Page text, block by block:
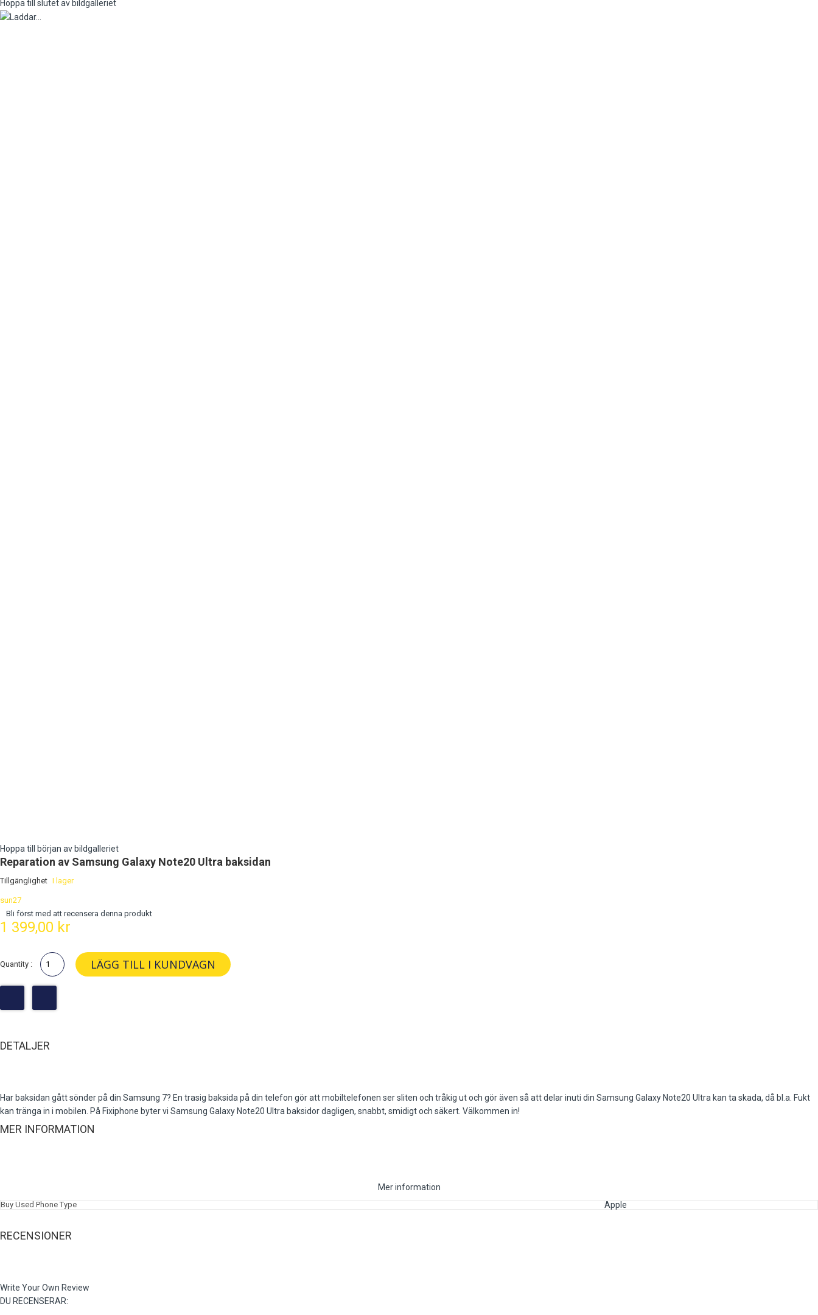
Hoppa till slutet av bildgalleriet
Hoppa till början av bildgalleriet
Reparation av Samsung Galaxy Note20 Ultra baksidan
Tillgänglighet I lager
sun27
Bli först med att recensera denna produkt
1 399,00 kr
Quantity : LÄGG TILL I KUNDVAGN
DETALJER
Har baksidan gått sönder på din Samsung 7? En trasig baksida på din telefon gör att mobiltelefonen ser sliten och tråkig ut och gör även så att delar inuti din Samsung Galaxy Note20 Ultra kan ta skada, då bl.a. Fukt
kan tränga in i mobilen. På Fixiphone byter vi Samsung Galaxy Note20 Ultra baksidor dagligen, snabbt, smidigt och säkert. Välkommen in!
MER INFORMATION
Mer information
Buy Used Phone Type Apple
RECENSIONER
Write Your Own Review
DU RECENSERAR: